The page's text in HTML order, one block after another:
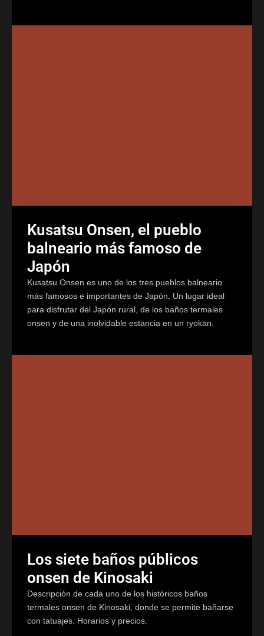
Kusatsu Onsen, el pueblo
balneario más famoso de
Japón
Kusatsu Onsen es uno de los tres pueblos balneario
más famosos e importantes de Japón. Un lugar ideal
para disfrutar del Japón rural, de los baños termales
onsen y de una inolvidable estancia en un ryokan.
Los siete baños públicos
onsen de Kinosaki
Descripción de cada uno de los históricos baños
termales onsen de Kinosaki, donde se permite bañarse
con tatuajes. Horarios y precios.